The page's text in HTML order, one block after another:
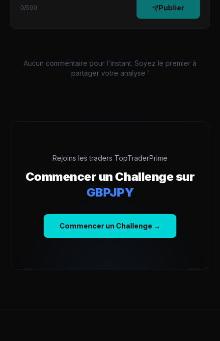
0/500 Publier
Aucun commentaire pour l'instant. Soyez le premier à
partager votre analyse !
Rejoins les traders TopTraderPrime
Commencer un Challenge sur
GBPJPY
Commencer un Challenge →